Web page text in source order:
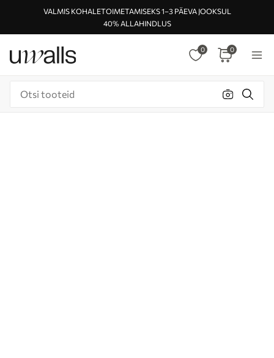
VALMIS KOHALETOIMETAMISEKS 1–3 PÄEVA JOOKSUL
40% ALLAHINDLUS
0 0